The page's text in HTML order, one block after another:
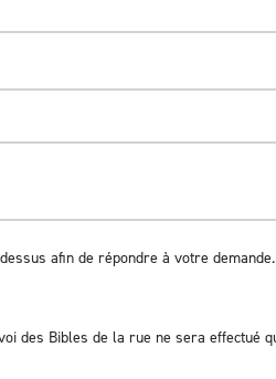
afin de répondre à votre
des Bibles de la rue ne sera effectué